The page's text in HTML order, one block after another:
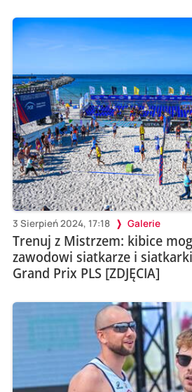
3 Sierpień 2024, 17:18 Galerie
Trenuj z Mistrzem: kibice
zawodowi siatkarze i siatkarki
Grand Prix PLS [ZDJĘCIA]